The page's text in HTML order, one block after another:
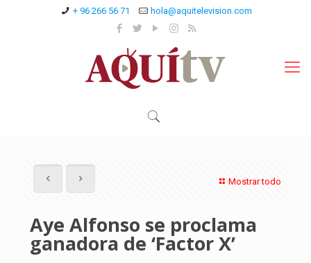
+ 96 266 56 71 hola@aquitelevision.com
Mostrar todo
Aye Alfonso se proclama
ganadora de ‘Factor X’